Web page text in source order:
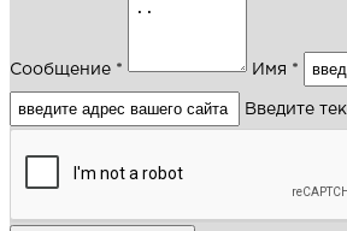
Сообщение * Имя *
Введите